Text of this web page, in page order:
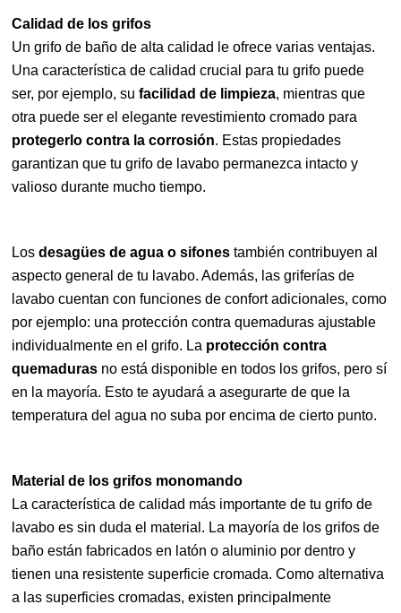
Calidad de los grifos
Un grifo de baño de alta calidad le ofrece varias ventajas.
Una característica de calidad crucial para tu grifo puede
ser, por ejemplo, sufacilidad de limpieza, mientras que
otra puede ser el elegante revestimiento cromado para
protegerlo contra la corrosión. Estas propiedades
garantizan que tu grifo de lavabo permanezca intacto y
valioso durante mucho tiempo.
Losdesagües de agua o sifonestambién contribuyen al
aspecto general de tu lavabo. Además, las griferías de
lavabo cuentan con funciones de confort adicionales, como
por ejemplo: una protección contra quemaduras ajustable
individualmente en el grifo. La protección contra
quemaduras no está disponible en todos los grifos, pero sí
en la mayoría. Esto te ayudará a asegurarte de que la
temperatura del agua no suba por encima de cierto punto.
Material de los grifos monomando
La característica de calidad más importante de tu grifo de
lavabo es sin duda el material. La mayoría de los grifos de
baño están fabricados en latón o aluminio por dentro y
tienen una resistente superficie cromada. Como alternativa
a las superficies cromadas, existen principalmente